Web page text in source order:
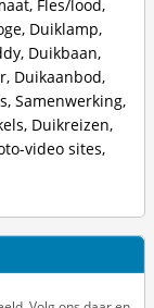
, Fles/lood,
, Duiklamp,
, Duikbaan,
, Duikaanbod,
, Samenwerking,
, Duikreizen,
video sites,